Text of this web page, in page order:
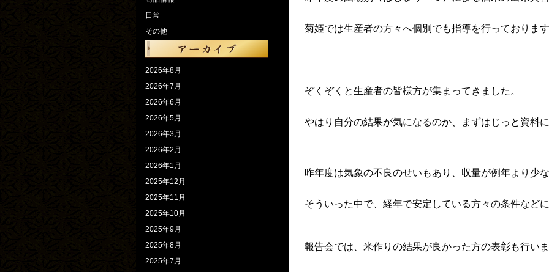
菊姫では生産者の方々へ個別でも指導を行っております
ぞくぞくと生産者の皆様方が集まってきました。
やはり自分の結果が気になるのか、まずはじっと資料
昨年度は気象の不良のせいもあり、収量が例年より少
そういった中で、経年で安定している方々の条件など
報告会では、米作りの結果が良かった方の表彰も行いま
日常
その他
2026年8月
2026年7月
2026年6月
2026年5月
2026年3月
2026年2月
2026年1月
2025年12月
2025年11月
2025年10月
2025年9月
2025年8月
2025年7月